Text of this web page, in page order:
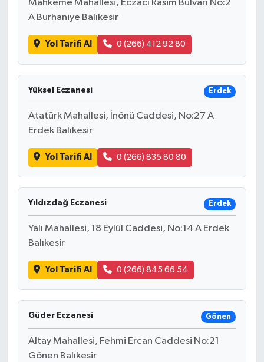
Mahkeme Mahallesi, Eczacı Rasim Bulvarı No:2
A Burhaniye Balıkesir
Yol Tarifi Al 0 (266) 412 92 80
Yüksel Eczanesi Erdek
Atatürk Mahallesi, İnönü Caddesi, No:27 A
Erdek Balıkesir
Yol Tarifi Al 0 (266) 835 80 80
Yıldızdağ Eczanesi Erdek
Yalı Mahallesi, 18 Eylül Caddesi, No:14 A Erdek
Balıkesir
Yol Tarifi Al 0 (266) 845 66 54
Güder Eczanesi Gönen
Altay Mahallesi, Fehmi Ercan Caddesi No:21
Gönen Balıkesir